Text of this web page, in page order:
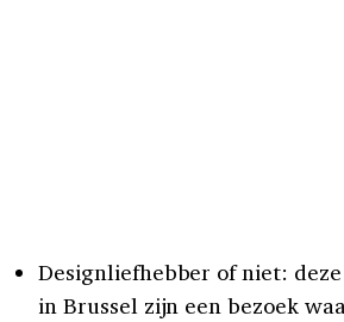
Designliefhebber of niet:
in Brussel zijn een bezoek